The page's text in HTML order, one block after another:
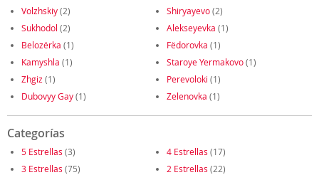
Volzhskiy(2) Shiryayevo(2)
Sukhodol (2) Alekseyevka (1)
Belozërka (1) Fëdorovka (1)
Kamyshla (1) Staroye Yermakovo(1)
Zhgiz (1) Perevoloki (1)
Dubovyy Gay(1) Zelenovka (1)
Categorías
5 Estrellas (3) 4 Estrellas (17)
3 Estrellas (75) 2 Estrellas (22)